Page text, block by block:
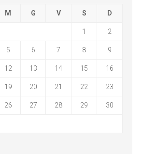
M G V S D
1 2
5 6 7 8 9
12 13 14 15 16
19 20 21 22 23
26 27 28 29 30